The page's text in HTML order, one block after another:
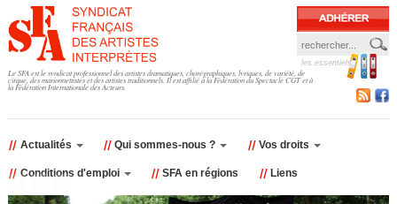
F
r
les essentiels
Le SFA est le syndicat professionnel des artistes dramatiques, chorégraphiques, lyriques, de variété, de
cirque, des marionnettistes et des artistes traditionnels. Il est affilié à la Fédération du Spectacle CGT et à
la Fédération Internationale des Acteurs.
Actualités Qui sommes-nous ? Vos droits
Conditions d'emploi SFA en régions Liens